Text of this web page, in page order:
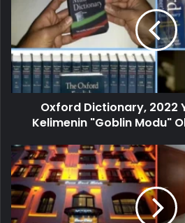
Oxford Dictionary, 2022
Kelimenin "Goblin Modu"